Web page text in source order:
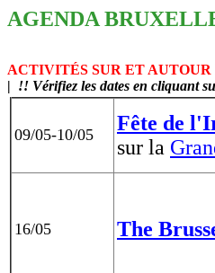
AGENDA
ACTIVITÉS SUR ET
| !! Vérifiez les dates en cliquant
09/05-10/05 Fête de
sur la
16/05 The